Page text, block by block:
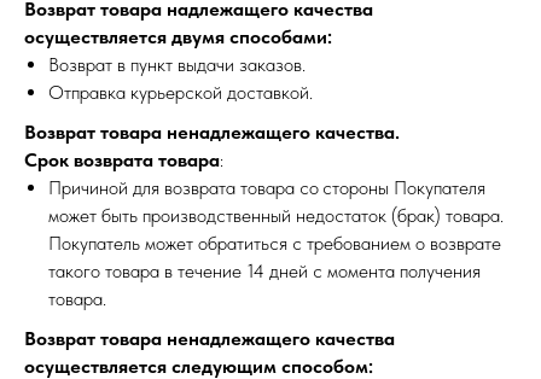
Возврат товара надлежащего качества
осуществляется двумя способами:
Возврат в пункт выдачи заказов.
Отправка курьерской доставкой.
Возврат товара ненадлежащего качества.
Срок возврата товара:
Причиной для возврата товара со стороны Покупателя
может быть производственный недостаток (брак) товара.
Покупатель может обратиться с требованием о возврате
такого товара в течение 14 дней с момента получения
товара.
Возврат товара ненадлежащего качества
осуществляется следующим способом: